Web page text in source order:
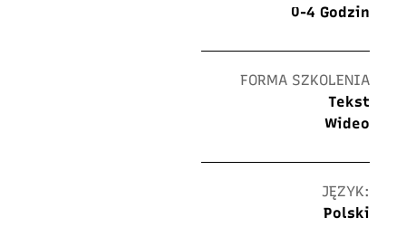
0-4 Godzin
FORMA SZKOLENIA
Tekst
Wideo
JĘZYK:
Polski